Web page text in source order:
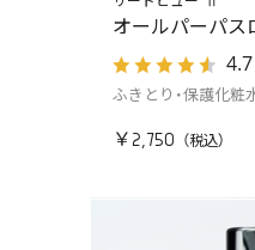
オールパーパス
4.7
ふきとり・保護化粧
￥2,750